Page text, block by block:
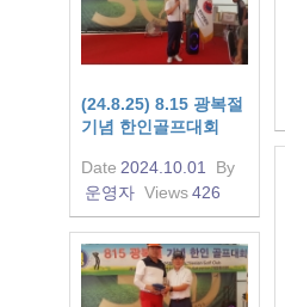
(24.8.25) 8.15 광복절
기념 한인골프대회
Date 2024.10.01
By
운영자 Views426